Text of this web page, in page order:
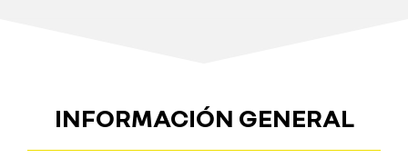
INFORMACIÓN GENERAL